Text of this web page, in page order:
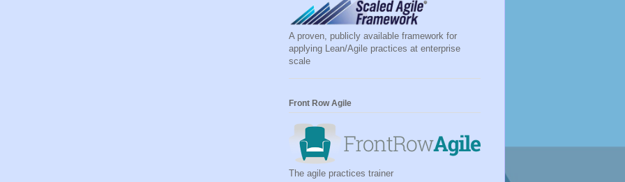
A proven, publicly available framework for
applying Lean/Agile practices at enterprise
scale
Front Row Agile
The agile practices trainer